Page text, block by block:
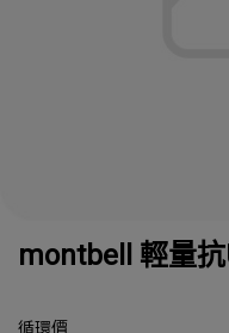
montbell 輕量